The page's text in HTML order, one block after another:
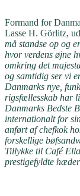
Formand for
Lasse H. Görlitz,
må standse op og
hvor verdens øjne
omkring det
og samtidig ser vi
Danmarks nye,
rigsfællesskab har
Danmarks Bedste
internationalt for
anført af chefkok
forskellige
Tillykke til Café
prestigefyldte